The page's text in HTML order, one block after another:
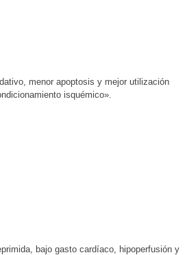
menor apoptosis y mejor utilización
isquémico».
bajo gasto cardíaco, hipoperfusión y